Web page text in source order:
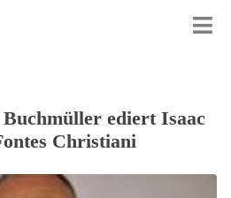
ediert Isaac
Christiani